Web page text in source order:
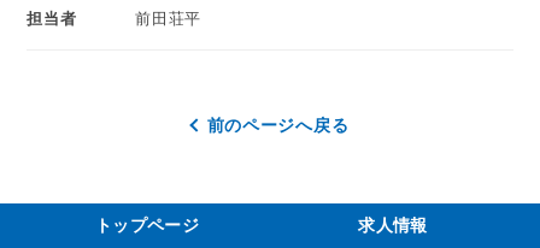
担当者 前田荘平
前のページへ戻る
トップページ 求人情報